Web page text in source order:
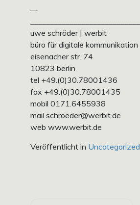
—
uwe schröder | werbit
büro für digitale kommunikation
eisenacher str. 74
10823 berlin
tel +49.(0)30.78001436
fax +49.(0)30.78001435
mobil 0171.6455938
mail schroeder@werbit.de
web www.werbit.de
Veröffentlicht in Uncategorized